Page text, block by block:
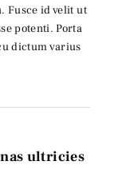
Fusce id velit ut
potenti. Porta
dictum varius
ultricies